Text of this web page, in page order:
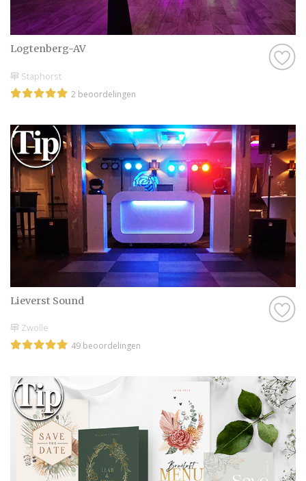
Logtenberg-AV
Staphorst
2 beoordelingen
Lieverst Sound
Zwolle
49 beoordelingen